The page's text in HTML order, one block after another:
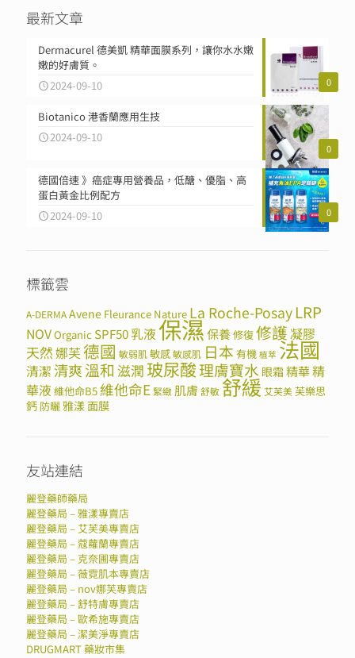
最新文章
0
Dermacurel 德美凱 精華面膜系列，讓你水水嫩
嫩的好膚質。
2024-09-10
0
Biotanico 港香蘭應用生技
2024-09-10
0
德國倍速 》癌症專用營養品，低醣、優脂、高
蛋白黃金比例配方
2024-09-10
標籤雲
A-DERMAAvene Fleurance Nature La Roche-PosayLRP
NOVOrganic SPF50乳液保濕保養修復修護凝膠
天然娜芙德國 敏弱肌敏感敏感肌 日本 有機 植萃 法國
清潔清爽溫和 滋潤 玻尿酸理膚寶水 眼霜精華精
華液維他命B5 維他命E 緊緻 肌膚 舒敏 舒緩 艾芙美芙樂思
鈣 防曬雅漾面膜
友站連結
麗登藥師藥局
麗登藥局 – 雅漾專賣店
麗登藥局 – 艾芙美專賣店
麗登藥局 – 蔻蘿蘭專賣店
麗登藥局 – 克奈圃專賣店
麗登藥局 – 薇霓肌本專賣店
麗登藥局 – nov娜芙專賣店
麗登藥局 – 舒特膚專賣店
麗登藥局 – 歐希施專賣店
麗登藥局 – 潔美淨專賣店
DRUGMART 藥妝市集